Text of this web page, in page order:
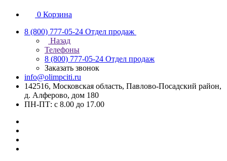
0 Корзина
8 (800) 777-05-24 Отдел продаж
Назад
Телефоны
8 (800) 777-05-24 Отдел продаж
Заказать звонок
info@olimpciti.ru
142516, Московская область, Павлово-Посадский район,
д. Алферово, дом 180
ПН-ПТ: с 8.00 до 17.00